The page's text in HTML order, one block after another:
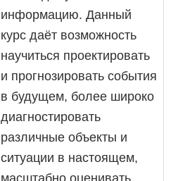
информацию. Данный
курс даёт возможность
научиться проектировать
и прогнозировать события
в будущем, более широко
диагностировать
различные объекты и
ситуации в настоящем,
масштабно оценивать